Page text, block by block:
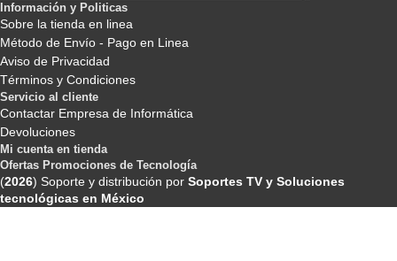
Información y Politicas
Sobre la tienda en linea
Método de Envío - Pago en Linea
Aviso de Privacidad
Términos y Condiciones
Servicio al cliente
Contactar Empresa de Informática
Devoluciones
Mi cuenta en tienda
Ofertas Promociones de Tecnología
(2026) Soporte y distribución por Soportes TV y Soluciones
tecnológicas en México